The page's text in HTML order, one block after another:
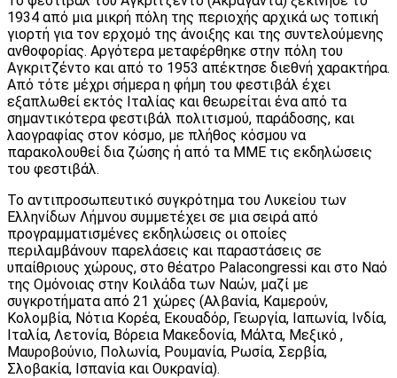
1934 από μια μικρή πόλη της περιοχής αρχικά ως τοπική
γιορτή για τον ερχομό της άνοιξης και της συντελούμενης
ανθοφορίας. Αργότερα μεταφέρθηκε στην πόλη του
Αγκριτζέντο και από το 1953 απέκτησε διεθνή χαρακτήρα.
Από τότε μέχρι σήμερα η φήμη του φεστιβάλ έχει
εξαπλωθεί εκτός Ιταλίας και θεωρείται ένα από τα
σημαντικότερα φεστιβάλ πολιτισμού, παράδοσης, και
λαογραφίας στον κόσμο, με πλήθος κόσμου να
παρακολουθεί δια ζώσης ή από τα ΜΜΕ τις εκδηλώσεις
του φεστιβάλ.
Το αντιπροσωπευτικό συγκρότημα του Λυκείου των
Ελληνίδων Λήμνου συμμετέχει σε μια σειρά από
προγραμματισμένες εκδηλώσεις οι οποίες
περιλαμβάνουν παρελάσεις και παραστάσεις σε
υπαίθριους χώρους, στο θέατρο Palacongressi και στο Ναό
της Ομόνοιας στην Κοιλάδα των Ναών, μαζί με
συγκροτήματα από 21 χώρες (Αλβανία, Καμερούν,
Κολομβία, Νότια Κορέα, Εκουαδόρ, Γεωργία, Ιαπωνία, Ινδία,
Ιταλία, Λετονία, Βόρεια Μακεδονία, Μάλτα, Μεξικό ,
Μαυροβούνιο, Πολωνία, Ρουμανία, Ρωσία, Σερβία,
Σλοβακία, Ισπανία και Ουκρανία).